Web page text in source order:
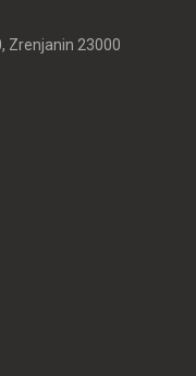
Zrenjanin 23000